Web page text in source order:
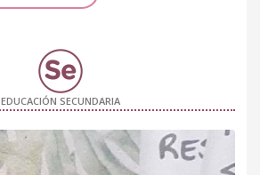
EDUCACIÓN SECUNDARIA